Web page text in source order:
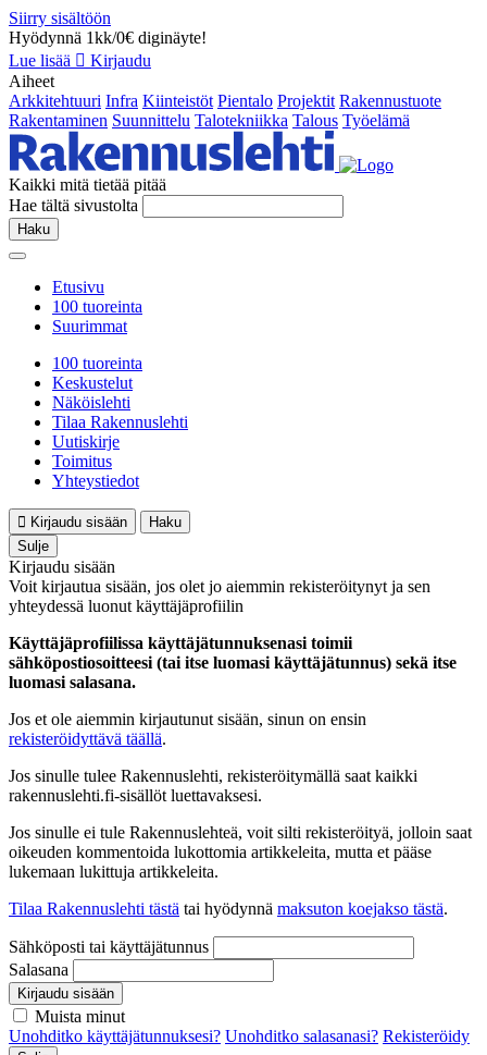
Siirry sisältöön
Hyödynnä 1kk/0€ diginäyte!
Lue lisää
Kirjaudu
Aiheet
Arkkitehtuuri Infra Kiinteistöt Pientalo Projektit Rakennustuote
Rakentaminen Suunnittelu Talotekniikka Talous Työelämä
Kaikki mitä tietää pitää
Hae tältä sivustolta
Haku
Etusivu
100 tuoreinta
Suurimmat
100 tuoreinta
Keskustelut
Näköislehti
Tilaa Rakennuslehti
Uutiskirje
Toimitus
Yhteystiedot
Kirjaudu sisään
Haku
Sulje
Kirjaudu sisään
Voit kirjautua sisään, jos olet jo aiemmin rekisteröitynyt ja sen
yhteydessä luonut käyttäjäprofiilin
Käyttäjäprofiilissa käyttäjätunnuksenasi toimii
sähköpostiosoitteesi (tai itse luomasi käyttäjätunnus) sekä itse
luomasi salasana.
Jos et ole aiemmin kirjautunut sisään, sinun on ensin
rekisteröidyttävä täällä.
Jos sinulle tulee Rakennuslehti, rekisteröitymällä saat kaikki
rakennuslehti.fi-sisällöt luettavaksesi.
Jos sinulle ei tule Rakennuslehteä, voit silti rekisteröityä, jolloin saat
oikeuden kommentoida lukottomia artikkeleita, mutta et pääse
lukemaan lukittuja artikkeleita.
Tilaa Rakennuslehti tästä tai hyödynnä maksuton koejakso tästä.
Sähköposti tai käyttäjätunnus
Salasana
Kirjaudu sisään
Muista minut
Unohditko käyttäjätunnuksesi? Unohditko salasanasi? Rekisteröidy